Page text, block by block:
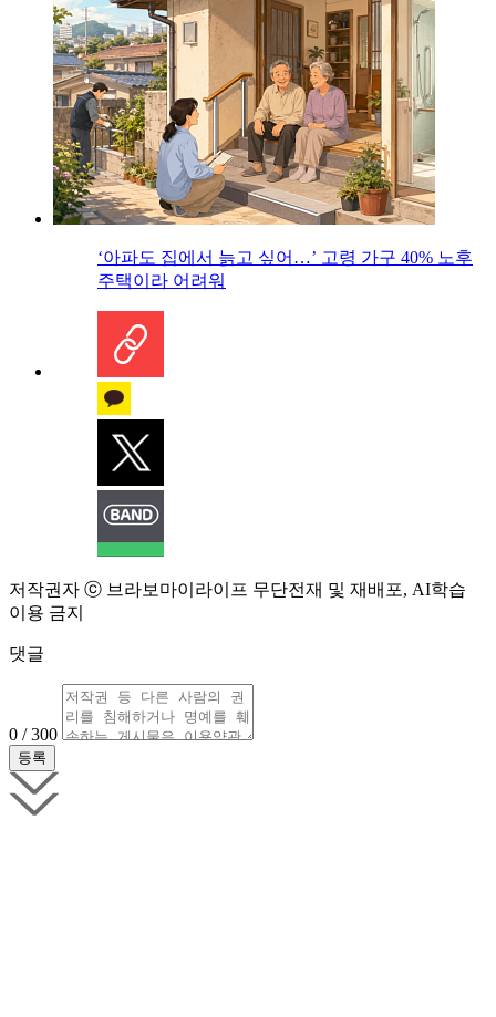
‘아파도 집에서 늙고 싶어…’ 고령 가구 40% 노후
주택이라 어려워
저작권자 ⓒ 브라보마이라이프 무단전재 및 재배포, AI학습
이용 금지
댓글
0 / 300